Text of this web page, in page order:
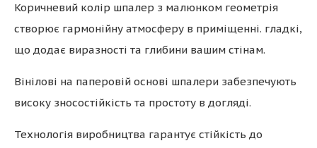
Коричневий колір шпалер з малюнком геометрія
створює гармонійну атмосферу в приміщенні. гладкі,
що додає виразності та глибини вашим стінам.
Вінілові на паперовій основі шпалери забезпечують
високу зносостійкість та простоту в догляді.
Технологія виробництва гарантує стійкість до